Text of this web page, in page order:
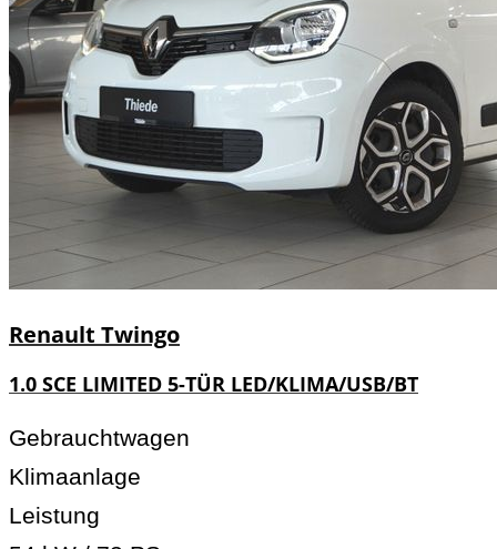
Renault Twingo
1.0 SCE LIMITED 5-TÜR LED/KLIMA/USB/BT
Gebrauchtwagen
Klimaanlage
Leistung